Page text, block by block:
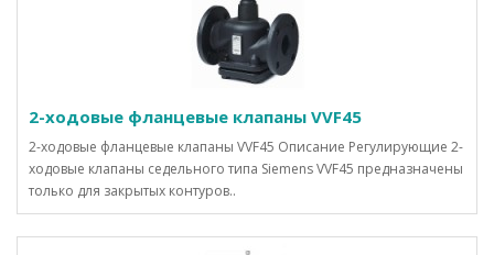
2-ходовые фланцевые клапаны VVF45
2-ходовые фланцевые клапаны VVF45 Описание Регулирующие 2-
ходовые клапаны седельного типа Siemens VVF45 предназначены
только для закрытых контуров..